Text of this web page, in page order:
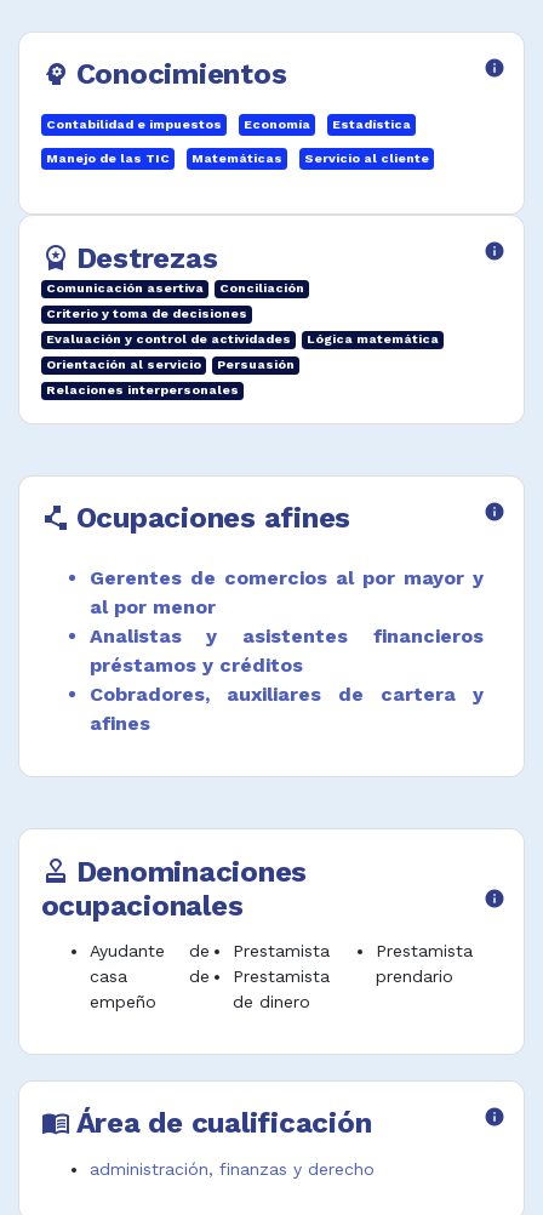
artículos recibidos, calcular los intereses y
prenda.
Proyectar presupuestos y autorizar
psychology Conocimientos info
Contabilidad e impuestos Economía Estadística
Manejo de las TIC Matemáticas Servicio al cliente
workspace_premium Destrezas info
Comunicación asertiva
Conciliación
Criterio y toma de decisiones
Evaluación y control de actividades
Lógica matemática
Orientación al servicio
Persuasión
Relaciones interpersonales
polyline Ocupaciones afines info
Gerentes de comercios al por mayor y
al por menor
Analistas y asistentes financieros
préstamos y créditos
Cobradores, auxiliares de cartera y
afines
approval Denominaciones
ocupacionales
info
Ayudante de
casa de
empeño
Prestamista
Prestamista
de dinero
Prestamista
prendario
menu_book Área de cualificación info
administración, finanzas y derecho